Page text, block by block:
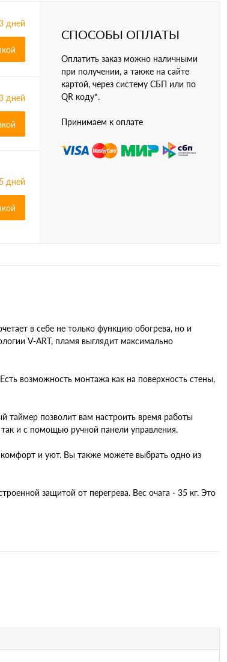
дней
дней
дней
СПОСОБЫ ОПЛАТЫ
Оплатить заказ можно наличными
при получении, а также на сайте
картой, через систему СБП или по
QR коду*.
Принимаем к оплате
в себе не только функцию обогрева, но и
V-ART, пламя выглядит максимально
возможность монтажа как на поверхность стены,
таймер позволит вам настроить время работы
и с помощью ручной панели управления.
и уют. Вы также можете выбрать одно из
защитой от перегрева. Вес очага - 35 кг. Это